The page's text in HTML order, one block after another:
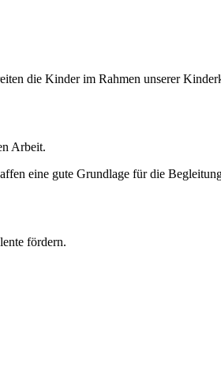
die Kinder im Rahmen unserer
Arbeit.
eine gute Grundlage für die
fördern.